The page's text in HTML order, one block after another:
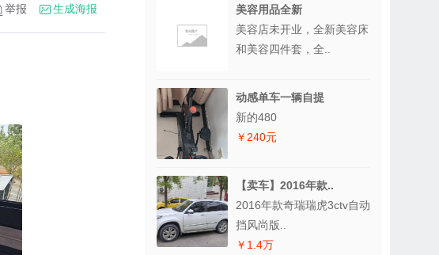
举报 生成海报
美容用品全新
美容店未开业，全新美容床
和美容四件套，全..
动感单车一辆自提
新的480
￥240元
【卖车】2016年款..
2016年款奇瑞瑞虎3ctv自动
挡风尚版..
￥1.4万